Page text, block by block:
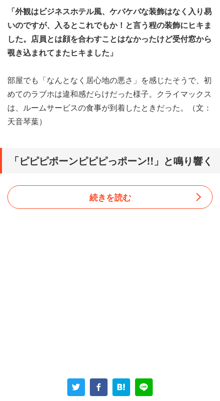
「外観はビジネスホテル風、ケバケバな装飾はなく入り易
いのですが、入るとこれでもか！と言う程の装飾にヒキま
した。店員とは顔を合わすことはなかったけど受付窓から
覗き込まれてまたヒキました」
部屋でも「なんとなく居心地の悪さ」を感じたそうで、初
めてのラブホは違和感だらけだった様子。クライマックス
は、ルームサービスの食事が到着したときだった。（文：
天音琴葉）
「ピピピポーンピピピっポーン!!」と鳴り響く
「いきなりピンポン連打、普通『ピンポーンピンポー
続きを読む